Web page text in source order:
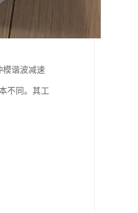
模谐波减速
不同。其工